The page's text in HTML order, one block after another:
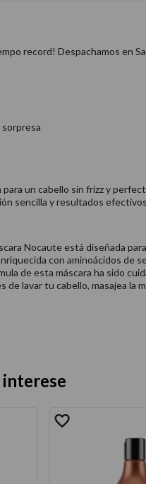
record! Despachamos en
un cabello sin frizz y
sencilla y resultados
Nocaute está diseñada
con aminoácidos de
de esta máscara ha sido
de lavar tu cabello, masajea la